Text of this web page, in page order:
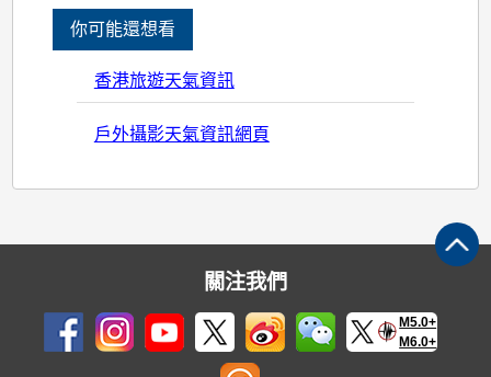
你可能還想看
香港旅遊天氣資訊
戶外攝影天氣資訊網頁
關注我們
M5.0+
M6.0+